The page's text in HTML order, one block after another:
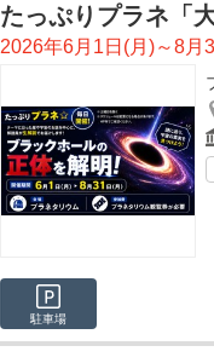
たっぷりプラネ「
2026年6月1日(月)～8月
駐車場